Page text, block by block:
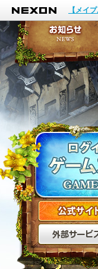
NEXON
【メイ